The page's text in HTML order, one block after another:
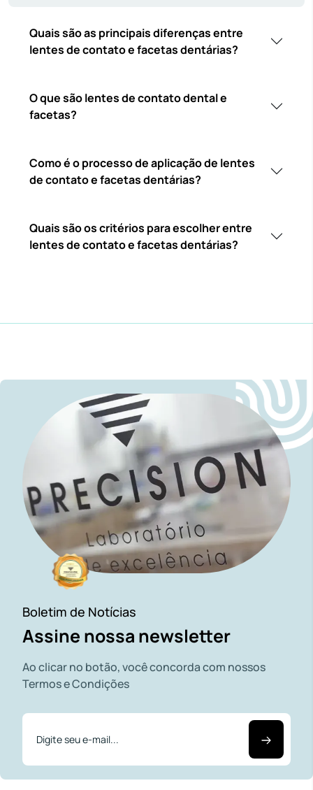
Quais são as principais diferenças entre
lentes de contato e facetas dentárias?
O que são lentes de contato dental e
facetas?
Como é o processo de aplicação de lentes
de contato e facetas dentárias?
Quais são os critérios para escolher entre
lentes de contato e facetas dentárias?
Boletim de Notícias
Assine nossa newsletter
Ao clicar no botão, você concorda com nossos
Termos e Condições